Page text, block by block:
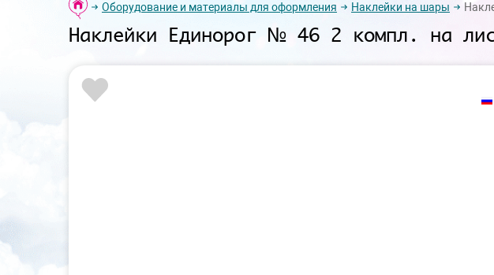
Оборудование и материалы для оформления Наклейки на шары
Наклейки Единорог № 46 2 компл. на